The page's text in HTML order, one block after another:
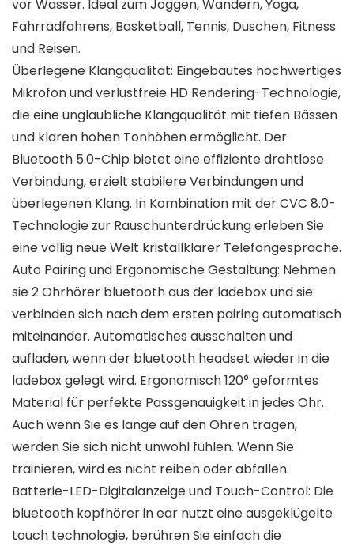
vor Wasser. Ideal zum Joggen, Wandern, Yoga,
Fahrradfahrens, Basketball, Tennis, Duschen, Fitness
und Reisen.
Überlegene Klangqualität: Eingebautes hochwertiges
Mikrofon und verlustfreie HD Rendering-Technologie,
die eine unglaubliche Klangqualität mit tiefen Bässen
und klaren hohen Tonhöhen ermöglicht. Der
Bluetooth 5.0-Chip bietet eine effiziente drahtlose
Verbindung, erzielt stabilere Verbindungen und
überlegenen Klang. In Kombination mit der CVC 8.0-
Technologie zur Rauschunterdrückung erleben Sie
eine völlig neue Welt kristallklarer Telefongespräche.
Auto Pairing und Ergonomische Gestaltung: Nehmen
sie 2 Ohrhörer bluetooth aus der ladebox und sie
verbinden sich nach dem ersten pairing automatisch
miteinander. Automatisches ausschalten und
aufladen, wenn der bluetooth headset wieder in die
ladebox gelegt wird. Ergonomisch 120° geformtes
Material für perfekte Passgenauigkeit in jedes Ohr.
Auch wenn Sie es lange auf den Ohren tragen,
werden Sie sich nicht unwohl fühlen. Wenn Sie
trainieren, wird es nicht reiben oder abfallen.
Batterie-LED-Digitalanzeige und Touch-Control: Die
bluetooth kopfhörer in ear nutzt eine ausgeklügelte
touch technologie, berühren Sie einfach die